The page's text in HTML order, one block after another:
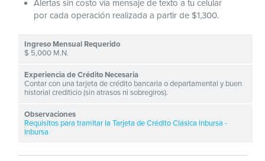
Alertas sin costo vía mensaje de texto a tu celular
por cada operación realizada a partir de $1,300.
$ 5,000 M.N.
Contar con una tarjeta de crédito bancaria o departamental y buen
historial crediticio (sin atrasos ni sobregiros).
Requisitos para tramitar la Tarjeta de Crédito Clásica Inbursa -
Inbursa